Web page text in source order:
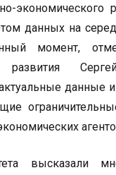
экономического
данных на
момент,
развития
данные
высказали